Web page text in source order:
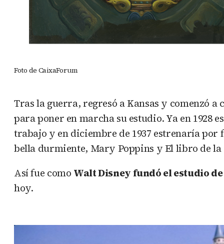
Foto de CaixaForum
Tras la guerra, regresó a Kansas y comenzó
para poner en marcha su estudio. Ya en 1928
trabajo y en diciembre de 1937 estrenaría por
bella durmiente, Mary Poppins y El libro de la
Así fue como Walt Disney fundó el estudio
hoy.